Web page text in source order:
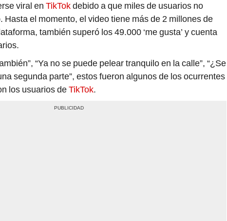
viral en TikTokdebido a que miles de usuarios no
Hasta el momento, el video tiene más de 2 millones de
también superó los 49.000 ‘me gusta’ y cuenta
“Ya no se puede pelear tranquilo en la calle”, “¿Se
segunda parte”, estos fueron algunos de los ocurrentes
los usuarios deTikTok.